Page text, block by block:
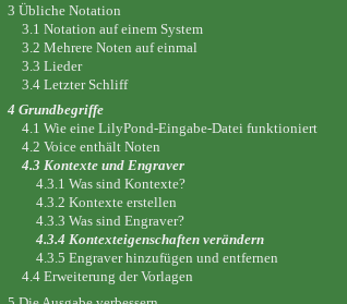
3 Übliche Notation
3.1 Notation auf einem System
3.2 Mehrere Noten auf einmal
3.3 Lieder
3.4 Letzter Schliff
4 Grundbegriffe
4.1 Wie eine LilyPond-Eingabe-Datei funktioniert
4.2 Voice enthält Noten
4.3 Kontexte und Engraver
4.3.1 Was sind Kontexte?
4.3.2 Kontexte erstellen
4.3.3 Was sind Engraver?
4.3.4 Kontexteigenschaften verändern
4.3.5 Engraver hinzufügen und entfernen
4.4 Erweiterung der Vorlagen